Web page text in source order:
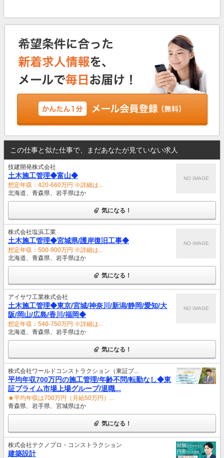
この仕事と似た仕事で、まだあなたが見ていない求人
技建開発株式会社
土木施工管理◆富山◆
想定年収：420-660万円 ※詳細は...
北海道、青森県、岩手県ほか
NO IMAGE
気になる！
株式会社塩浜工業
土木施工管理◆宮城県/護岸復旧工事◆
想定年収：500-900万円 ※詳細は...
北海道、青森県、岩手県ほか
NO IMAGE
気になる！
アイサワ工業株式会社
土木施工管理◆東京/宮城/神奈川/新潟/静岡/愛知/大
阪/岡山/広島/香川/福岡◆
想定年収：540-750万円 ※詳細は...
北海道、青森県、岩手県ほか
NO IMAGE
気になる！
株式会社ワールドコンストラクション（東証プ...
平均年収700万円の施工管理/年齢不問/転勤なし◆東
証プライム市場上場グループ/退職...
★平均年収は700万円（月給50万円）...
青森県、岩手県、宮城県ほか
気になる！
株式会社テクノプロ・コンストラクション
建築設計